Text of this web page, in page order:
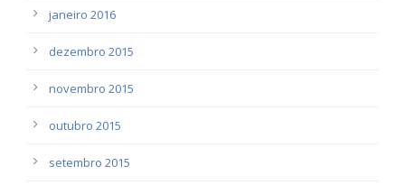
janeiro 2016
dezembro 2015
novembro 2015
outubro 2015
setembro 2015